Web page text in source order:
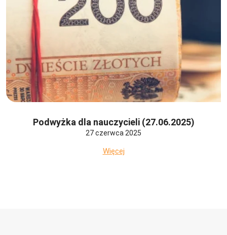
Podwyżka dla nauczycieli (27.06.2025)
27 czerwca 2025
Więcej